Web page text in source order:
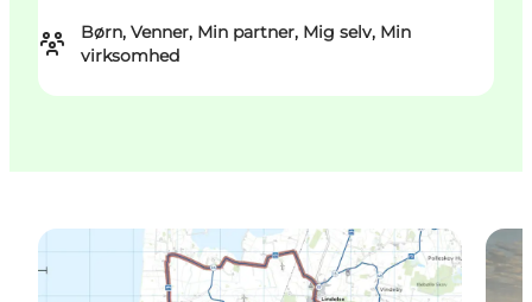
Børn, Venner, Min partner, Mig selv, Min
virksomhed